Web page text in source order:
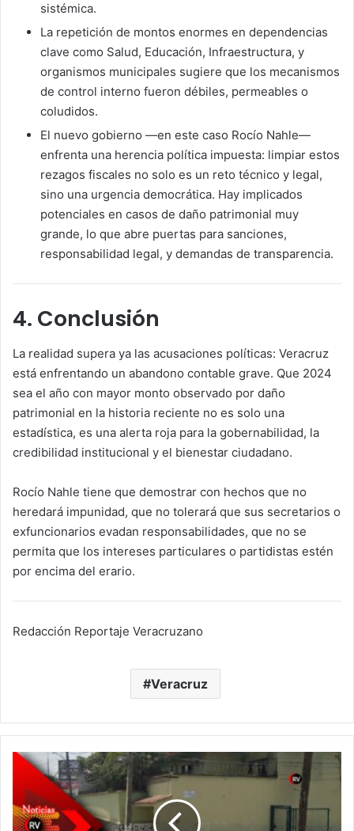
sistémica.
La repetición de montos enormes en dependencias
clave como Salud, Educación, Infraestructura, y
organismos municipales sugiere que los mecanismos
de control interno fueron débiles, permeables o
coludidos.
El nuevo gobierno —en este caso Rocío Nahle—
enfrenta una herencia política impuesta: limpiar estos
rezagos fiscales no solo es un reto técnico y legal,
sino una urgencia democrática. Hay implicados
potenciales en casos de daño patrimonial muy
grande, lo que abre puertas para sanciones,
responsabilidad legal, y demandas de transparencia.
4. Conclusión
La realidad supera ya las acusaciones políticas: Veracruz
está enfrentando un abandono contable grave. Que 2024
sea el año con mayor monto observado por daño
patrimonial en la historia reciente no es solo una
estadística, es una alerta roja para la gobernabilidad, la
credibilidad institucional y el bienestar ciudadano.
Rocío Nahle tiene que demostrar con hechos que no
heredará impunidad, que no tolerará que sus secretarios o
exfuncionarios evadan responsabilidades, que no se
permita que los intereses particulares o partidistas estén
por encima del erario.
Redacción Reportaje Veracruzano
Veracruz
Coatepec
tiembla:
primer
baleado